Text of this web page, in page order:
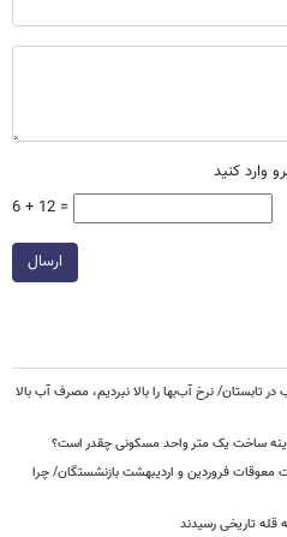
وارد کنید
6 + 12 =
ارسال
تابستان/ نرخ آب‌بها را بالا نبردیم، مصرف آب بالا
ساخت یک متر واحد مسکونی چقدر است؟
معوقات فروردین و اردیبهشت بازنشستگان/ چرا
تاریخی رسیدند